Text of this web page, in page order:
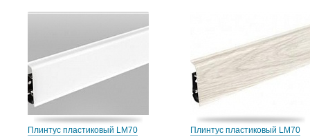
Плинтус пластиковый LM70
Плинтус пластиковый LM70